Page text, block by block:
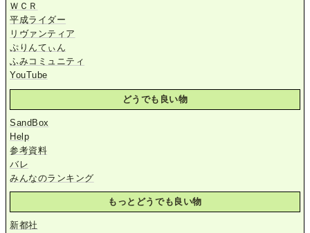
ＷＣＲ
平成ライダー
リヴァンティア
ぷりんてぃん
ふみコミュニティ
YouTube
どうでも良い物
SandBox
Help
参考資料
バレ
みんなのランキング
もっとどうでも良い物
新都社